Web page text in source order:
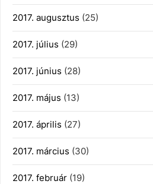
2017. augusztus (25)
2017. július (29)
2017. június (28)
2017. május (13)
2017. április (27)
2017. március (30)
2017. február (19)